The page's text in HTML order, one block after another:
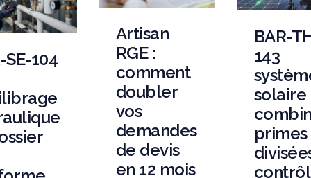
SE-104
Artisan
RGE :
comment
doubler
vos
demandes
de devis
en 12 mois
BAR-
143
solaire
primes